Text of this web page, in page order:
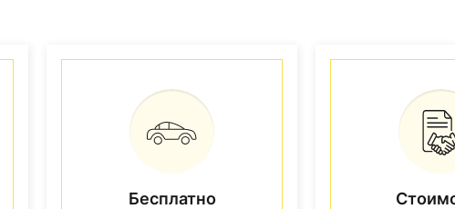
Бесплатно